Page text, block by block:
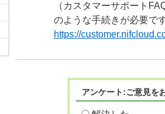
（カスタマーサポート
のような手続きが必要です
https://
アンケート:ご意見を